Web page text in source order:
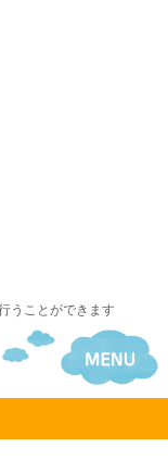
うことができます